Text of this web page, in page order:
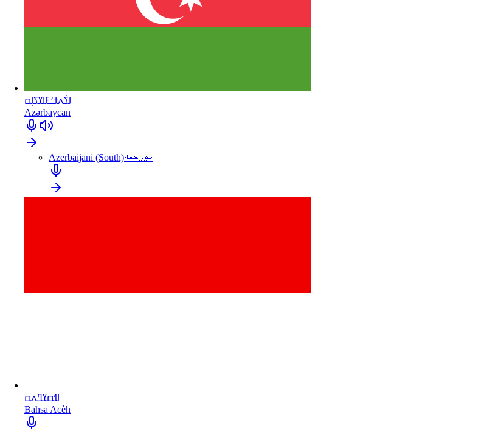
ߊߖ߭ߍߙߑߓߊߌߖߊ߲ߛ
Azərbaycan
Azerbaijani (South)تورکجه
ߊߗߛߌߣߍߛ
Bahsa Acèh